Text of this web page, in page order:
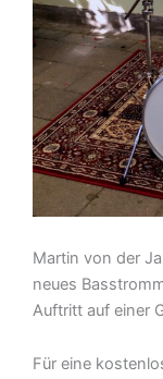
Martin von der
neues
Auftritt auf einer
Für eine